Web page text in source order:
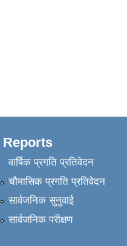
Reports
वार्षिक प्रगति प्रतिवेदन
चौमासिक प्रगति प्रतिवेदन
सार्वजनिक सुनुवाई
सार्वजनिक परीक्षण